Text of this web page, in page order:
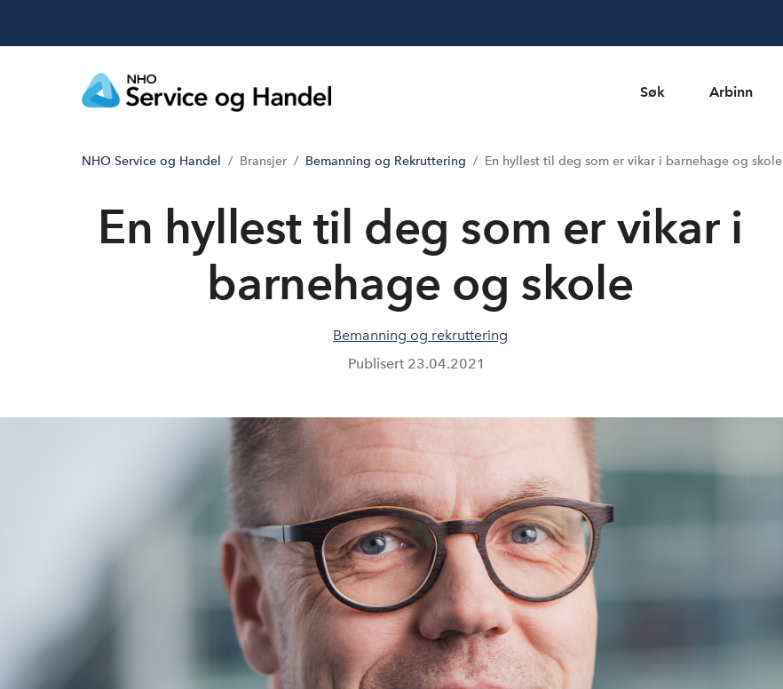
Søk Arbinn
NHO Service og Handel Bransjer Bemanning og Rekruttering En hyllest til deg som er vikar i barnehage og skole
En hyllest til deg som er vikar i
barnehage og skole
Bemanning og rekruttering
Publisert 23.04.2021